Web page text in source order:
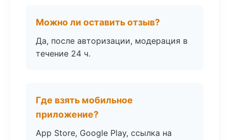
Можно ли оставить отзыв?
Да, после авторизации, модерация в
течение 24 ч.
Где взять мобильное
приложение?
App Store, Google Play, ссылка на